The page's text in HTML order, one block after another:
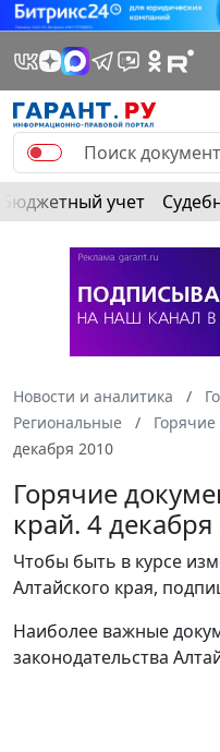
Бюджетный учет
Новости и аналитика
Региональные
декабря 2010
Горячие
край. 4
Чтобы быть в курсе
Алтайского края,
Наиболее важные
законодательства